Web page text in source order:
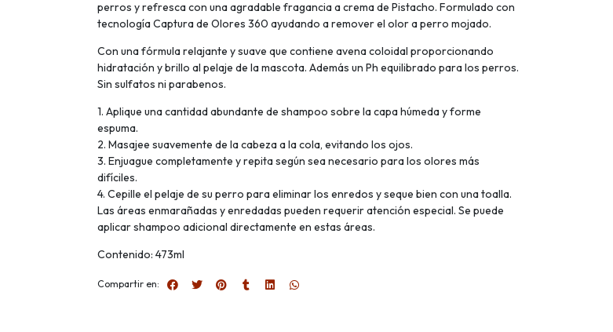
perros y refresca con una agradable fragancia a crema de Pistacho. Formulado con
tecnología Captura de Olores 360 ayudando a remover el olor a perro mojado.
Con una fórmula relajante y suave que contiene avena coloidal proporcionando
hidratación y brillo al pelaje de la mascota. Además un Ph equilibrado para los perros.
Sin sulfatos ni parabenos.
1. Aplique una cantidad abundante de shampoo sobre la capa húmeda y forme
espuma.
2. Masajee suavemente de la cabeza a la cola, evitando los ojos.
3. Enjuague completamente y repita según sea necesario para los olores más
difíciles.
4. Cepille el pelaje de su perro para eliminar los enredos y seque bien con una toalla.
Las áreas enmarañadas y enredadas pueden requerir atención especial. Se puede
aplicar shampoo adicional directamente en estas áreas.
Contenido: 473ml
Compartir en: